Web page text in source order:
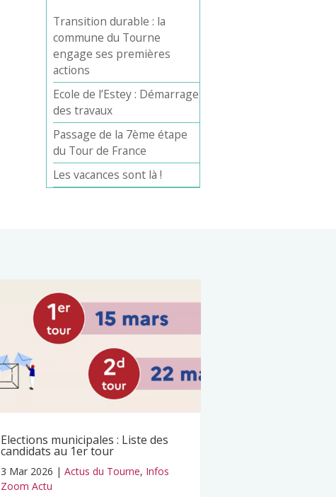
Transition durable : la
commune du Tourne
engage ses premières
actions
Ecole de l’Estey : Démarrage
des travaux
Passage de la 7ème étape
du Tour de France
Les vacances sont là !
Elections municipales : Liste des
candidats au 1er tour
3 Mar 2026 |Actus du Tourne, Infos
Zoom Actu